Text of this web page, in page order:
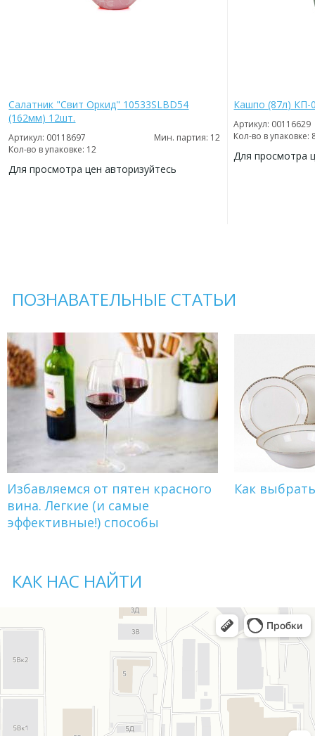
Салатник "Свит Оркид" 10533SLBD54
(162мм) 12шт.
Артикул: 00118697
Мин. партия: 12
Кол-во в упаковке: 12
Для просмотра цен авторизуйтесь
Кашпо (87л) КП-
Артикул: 00116629
Кол-во в упаковке:
Для просмотра
ПОЗНАВАТЕЛЬНЫЕ СТАТЬИ
Избавляемся от пятен красного
вина. Легкие (и самые
эффективные!) способы
Как
КАК НАС НАЙТИ